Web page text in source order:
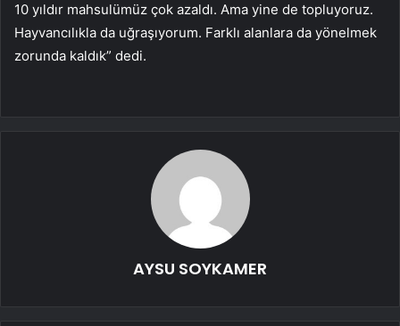
10 yıldır mahsulümüz çok azaldı. Ama yine de topluyoruz.
Hayvancılıkla da uğraşıyorum. Farklı alanlara da yönelmek
zorunda kaldık” dedi.
AYSU SOYKAMER